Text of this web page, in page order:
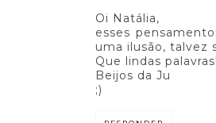
Oi Natália,
esses
uma ilusão, talvez
Que lindas palavras!
Beijos da Ju
;)